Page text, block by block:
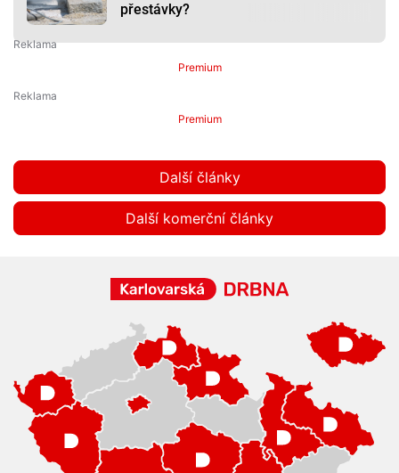
přestávky?
Premium
Premium
Další články
Další komerční články